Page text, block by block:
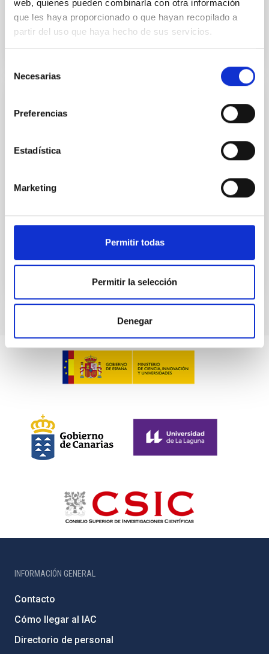
web, quienes pueden combinarla con otra información
que les haya proporcionado o que hayan recopilado a
partir del uso que haya hecho de sus servicios.
Necesarias
Preferencias
Estadística
Marketing
Permitir todas
Permitir la selección
Denegar
lnternship agreement between The Haute
école des art du Rhin and lnstituto de
This internship will have as main aim to ensure the
Haute école des art du Rhin. The hosting organisation
should enlrust the trainee with tasks
INFORMACIÓN GENERAL
Contacto
Cómo llegar al IAC
Directorio de personal